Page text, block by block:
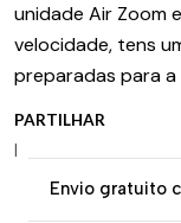
unidade Air Zoom
velocidade, tens
preparadas para a
PARTILHAR
|
Envio gratuito